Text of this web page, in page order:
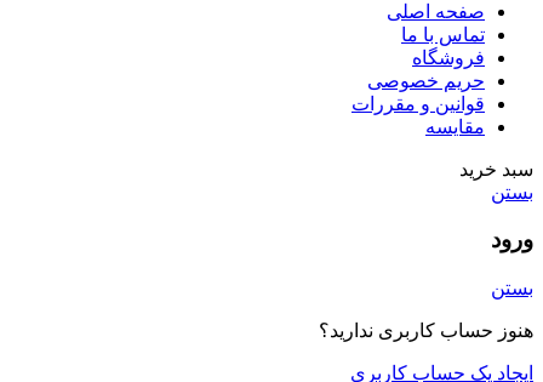
صفحه اصلی
تماس با ما
فروشگاه
حریم خصوصی
قوانین و مقررات
مقایسه
سبد خرید
بستن
ورود
بستن
هنوز حساب کاربری ندارید؟
ایجاد یک حساب کاربری